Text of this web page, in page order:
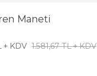
Maneti
+ KDV 1.581,67 TL + KDV